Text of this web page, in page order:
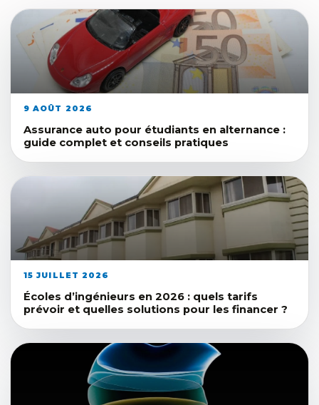
9 AOÛT 2026
Assurance auto pour étudiants en alternance :
guide complet et conseils pratiques
15 JUILLET 2026
Écoles d’ingénieurs en 2026 : quels tarifs
prévoir et quelles solutions pour les financer ?